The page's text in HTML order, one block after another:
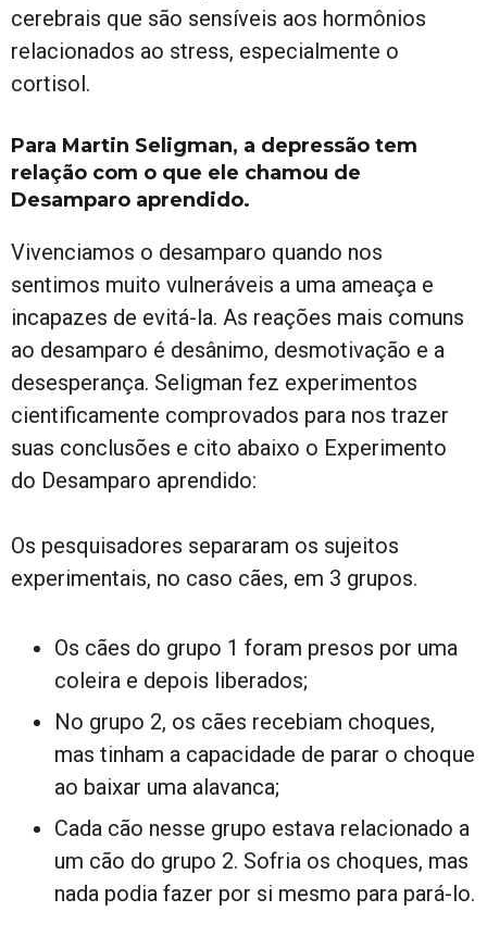
cerebrais que são sensíveis aos hormônios
relacionados ao stress, especialmente o
cortisol.
Para Martin Seligman, a depressão tem
relação com o que ele chamou de
Desamparo aprendido.
Vivenciamos o desamparo quando nos
sentimos muito vulneráveis a uma ameaça e
incapazes de evitá-la. As reações mais comuns
ao desamparo é desânimo, desmotivação e a
desesperança. Seligman fez experimentos
cientificamente comprovados para nos trazer
suas conclusões e cito abaixo o Experimento
do Desamparo aprendido:
Os pesquisadores separaram os sujeitos
experimentais, no caso cães, em 3 grupos.
Os cães do grupo 1 foram presos por uma
coleira e depois liberados;
No grupo 2, os cães recebiam choques,
mas tinham a capacidade de parar o choque
ao baixar uma alavanca;
Cada cão nesse grupo estava relacionado a
um cão do grupo 2. Sofria os choques, mas
nada podia fazer por si mesmo para pará-lo.